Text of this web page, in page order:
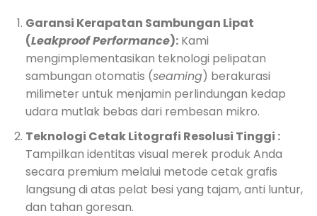
Garansi Kerapatan Sambungan Lipat
(Leakproof Performance):Kami
mengimplementasikan teknologi pelipatan
sambungan otomatis (seaming) berakurasi
milimeter untuk menjamin perlindungan kedap
udara mutlak bebas dari rembesan mikro.
Teknologi Cetak Litografi Resolusi Tinggi :
Tampilkan identitas visual merek produk Anda
secara premium melalui metode cetak grafis
langsung di atas pelat besi yang tajam, anti luntur,
dan tahan goresan.